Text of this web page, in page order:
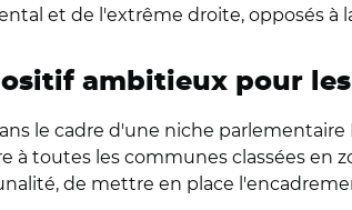
et de l'extrême droite, opposés à
ambitieux pour
le cadre d'une niche
à toutes les communes classées en
de mettre en place